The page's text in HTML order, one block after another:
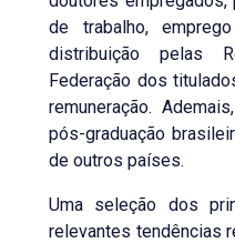
de trabalho,
distribuição pelas
Federação dos
remuneração.
pós-graduação
de outros países.
Uma seleção dos
relevantes tendências